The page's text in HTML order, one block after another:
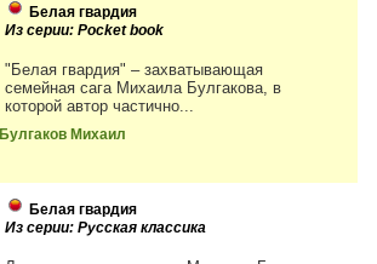
Белая гвардия
Из серии: Pocket book
"Белая гвардия" – захватывающая
семейная сага Михаила Булгакова, в
которой автор частично...
Булгаков Михаил
Белая гвардия
Из серии: Русская классика